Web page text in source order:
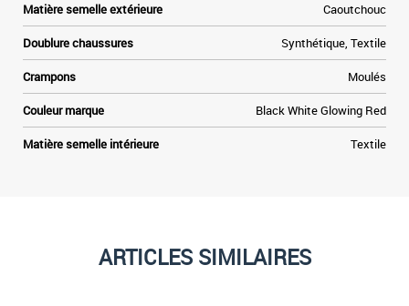
Matière semelle extérieure Caoutchouc
Doublure chaussures Synthétique, Textile
Crampons Moulés
Couleur marque Black White Glowing Red
Matière semelle intérieure Textile
ARTICLES SIMILAIRES